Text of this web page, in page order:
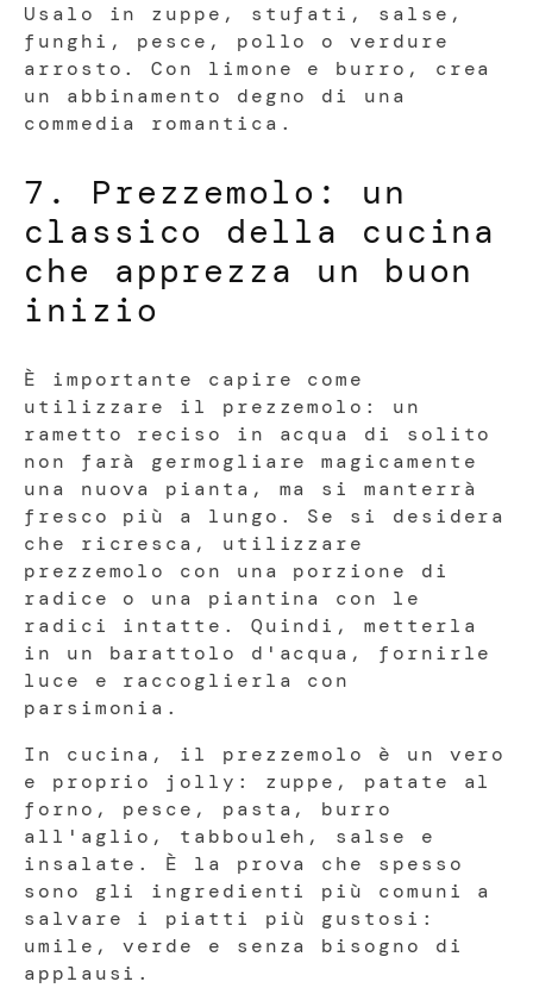
Usalo in zuppe, stufati, salse,
funghi, pesce, pollo o verdure
arrosto. Con limone e burro, crea
un abbinamento degno di una
commedia romantica.
7. Prezzemolo: un
classico della cucina
che apprezza un buon
inizio
È importante capire come
utilizzare il prezzemolo: un
rametto reciso in acqua di solito
non farà germogliare magicamente
una nuova pianta, ma si manterrà
fresco più a lungo. Se si desidera
che ricresca, utilizzare
prezzemolo con una porzione di
radice o una piantina con le
radici intatte. Quindi, metterla
in un barattolo d'acqua, fornirle
luce e raccoglierla con
parsimonia.
In cucina, il prezzemolo è un vero
e proprio jolly: zuppe, patate al
forno, pesce, pasta, burro
all'aglio, tabbouleh, salse e
insalate. È la prova che spesso
sono gli ingredienti più comuni a
salvare i piatti più gustosi:
umile, verde e senza bisogno di
applausi.